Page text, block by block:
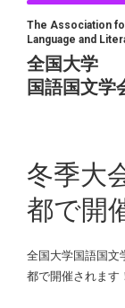
The Association
Language and
全国大学
国語国文学
冬季大
都で開
全国大学国語国文
都で開催されます